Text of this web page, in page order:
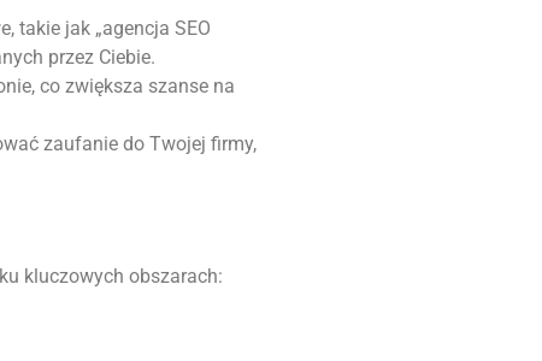
takie jak „agencja SEO
przez Ciebie.
co zwiększa szanse na
zaufanie do Twojej firmy,
kluczowych obszarach: